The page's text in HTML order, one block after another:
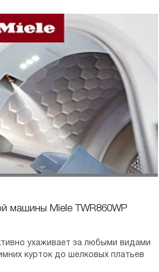
машины Miele TWR860WP
ухаживает за любыми видами
курток до шелковых платьев